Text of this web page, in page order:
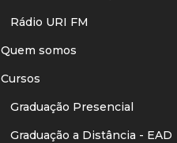
Rádio URI FM
Quem somos
Cursos
Graduação Presencial
Graduação a Distância - EAD